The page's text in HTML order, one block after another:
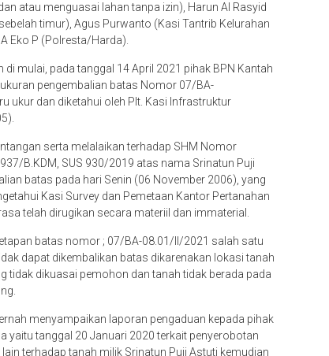
atau menguasai lahan tanpa izin), Harun Al Rasyid
timur), Agus Purwanto (Kasi Tantrib Kelurahan
Eko P (Polresta/Harda).
mulai, pada tanggal 14 April 2021 pihak BPN Kantah
pengembalian batas Nomor 07/BA-
ukur dan diketahui oleh Plt. Kasi Infrastruktur
serta melalaikan terhadap SHM Nomor
B.KDM, SUS 930/2019 atas nama Srinatun Puji
batas pada hari Senin (06 November 2006), yang
Kasi Survey dan Pemetaan Kantor Pertanahan
telah dirugikan secara materiil dan immaterial.
batas nomor ; 07/BA-08.01/II/2021 salah satu
dapat dikembalikan batas dikarenakan lokasi tanah
tidak dikuasai pemohon dan tanah tidak berada pada
menyampaikan laporan pengaduan kepada pihak
yaitu tanggal 20 Januari 2020 terkait penyerobotan
terhadap tanah milik Srinatun Puji Astuti kemudian